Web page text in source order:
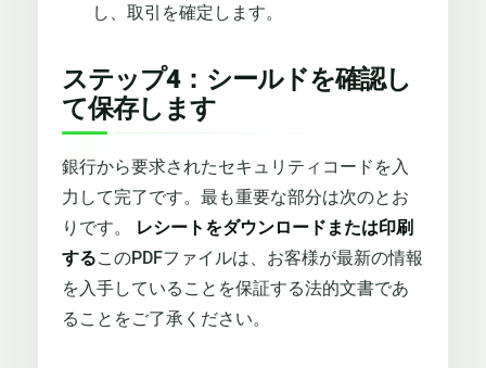
し、取引を確定します。
ステップ4：シールドを確認し
て保存します
銀行から要求されたセキュリティコードを入
力して完了です。最も重要な部分は次のとお
りです。
レシートをダウンロードまたは印刷
するこのPDFファイルは、お客様が最新の情報
を入手していることを保証する法的文書であ
ることをご了承ください。